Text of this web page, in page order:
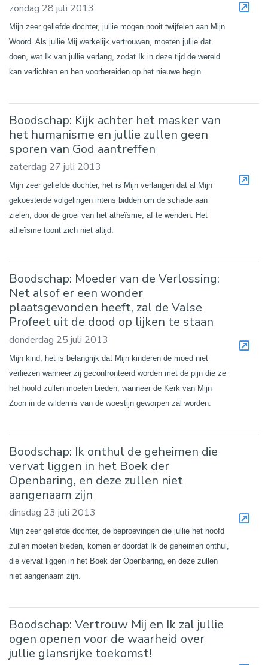
zondag 28 juli 2013
Mijn zeer geliefde dochter, jullie mogen nooit twijfelen aan Mijn
Woord. Als jullie Mij werkelijk vertrouwen, moeten jullie dat
doen, wat Ik van jullie verlang, zodat Ik in deze tijd de wereld
kan verlichten en hen voorbereiden op het nieuwe begin.
Boodschap: Kijk achter het masker van
het humanisme en jullie zullen geen
sporen van God aantreffen
zaterdag 27 juli 2013
Mijn zeer geliefde dochter, het is Mijn verlangen dat al Mijn
gekoesterde volgelingen intens bidden om de schade aan
zielen, door de groei van het atheïsme, af te wenden. Het
atheïsme toont zich niet altijd.
Boodschap: Moeder van de Verlossing:
Net alsof er een wonder
plaatsgevonden heeft, zal de Valse
Profeet uit de dood op lijken te staan
donderdag 25 juli 2013
Mijn kind, het is belangrijk dat Mijn kinderen de moed niet
verliezen wanneer zij geconfronteerd worden met de pijn die ze
het hoofd zullen moeten bieden, wanneer de Kerk van Mijn
Zoon in de wildernis van de woestijn geworpen zal worden.
Boodschap: Ik onthul de geheimen die
vervat liggen in het Boek der
Openbaring, en deze zullen niet
aangenaam zijn
dinsdag 23 juli 2013
Mijn zeer geliefde dochter, de beproevingen die jullie het hoofd
zullen moeten bieden, komen er doordat Ik de geheimen onthul,
die vervat liggen in het Boek der Openbaring, en deze zullen
niet aangenaam zijn.
Boodschap: Vertrouw Mij en Ik zal jullie
ogen openen voor de waarheid over
jullie glansrijke toekomst!